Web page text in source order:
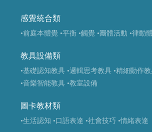
感覺統合類
•前庭本體覺 •平衡 •觸覺 •團體活動 •律動
教具設備類
•基礎認知教具 •邏輯思考教具 •精細動作
•音樂智能教具 •教室設備
圖卡教材類
•生活認知 •口語表達 •社會技巧 •情緒表達